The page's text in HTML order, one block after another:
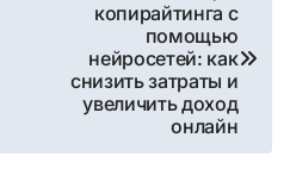
копирайтинга с
помощью
нейросетей: как
снизить затраты и
увеличить доход
онлайн